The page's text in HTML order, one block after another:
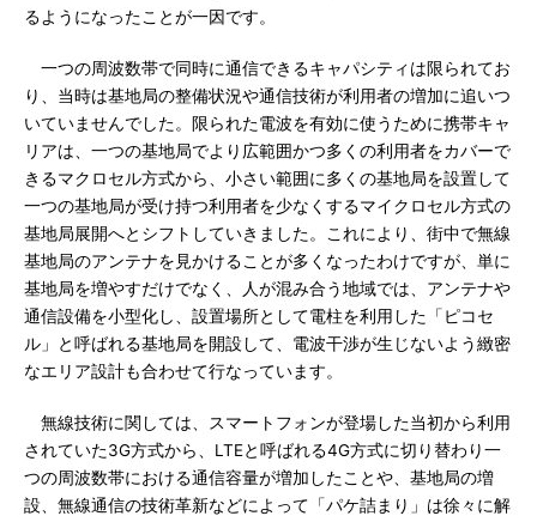
るようになったことが一因です。
一つの周波数帯で同時に通信できるキャパシティは限られてお
り、当時は基地局の整備状況や通信技術が利用者の増加に追いつ
いていませんでした。限られた電波を有効に使うために携帯キャ
リアは、一つの基地局でより広範囲かつ多くの利用者をカバーで
きるマクロセル方式から、小さい範囲に多くの基地局を設置して
一つの基地局が受け持つ利用者を少なくするマイクロセル方式の
基地局展開へとシフトしていきました。これにより、街中で無線
基地局のアンテナを見かけることが多くなったわけですが、単に
基地局を増やすだけでなく、人が混み合う地域では、アンテナや
通信設備を小型化し、設置場所として電柱を利用した「ピコセ
ル」と呼ばれる基地局を開設して、電波干渉が生じないよう緻密
なエリア設計も合わせて行なっています。
無線技術に関しては、スマートフォンが登場した当初から利用
されていた3G方式から、LTEと呼ばれる4G方式に切り替わり一
つの周波数帯における通信容量が増加したことや、基地局の増
設、無線通信の技術革新などによって「パケ詰まり」は徐々に解